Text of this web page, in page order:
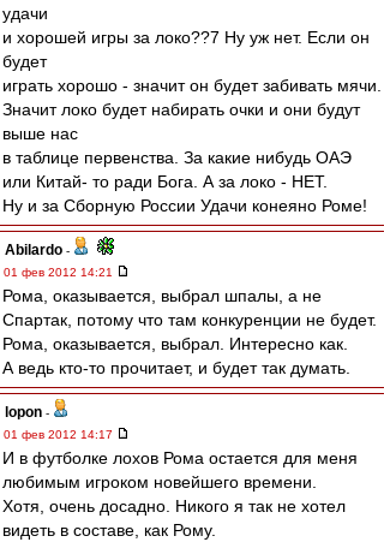
удачи
и хорошей игры за локо??7 Ну уж нет. Если он
будет
играть хорошо - значит он будет забивать мячи.
Значит локо будет набирать очки и они будут
выше нас
в таблице первенства. За какие нибудь ОАЭ
или Китай- то ради Бога. А за локо - НЕТ.
Ну и за Сборную России Удачи конеяно Роме!
Abilardo -
01 фев 2012 14:21
Рома, оказывается, выбрал шпалы, а не
Спартак, потому что там конкуренции не будет.
Рома, оказывается, выбрал. Интересно как.
А ведь кто-то прочитает, и будет так думать.
lopon -
01 фев 2012 14:17
И в футболке лохов Рома остается для меня
любимым игроком новейшего времени.
Хотя, очень досадно. Никого я так не хотел
видеть в составе, как Рому.